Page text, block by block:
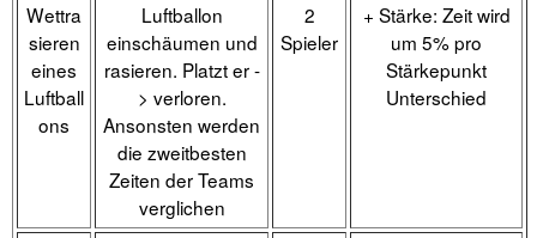
Wettra
sieren
eines
Luftball
ons
Luftballon
einschäumen und
rasieren. Platzt er -
> verloren.
Ansonsten werden
die zweitbesten
Zeiten der Teams
verglichen
2
Spieler
+ Stärke: Zeit wird
um 5% pro
Stärkepunkt
Unterschied